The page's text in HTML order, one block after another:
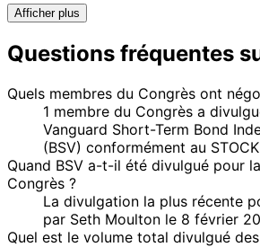
Afficher plus
Questions fréquentes
Quels membres du Congrès ont
1 membre du Congrès a
Vanguard Short-Term Bond
(BSV) conformément au
Quand BSV a-t-il été divulgué pour
Congrès ?
La divulgation la plus récente
par Seth Moulton le 8 février
Quel est le volume total divulgué